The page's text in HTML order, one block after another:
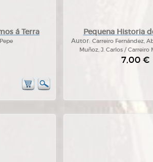
á Terra Pequena Historia
Autor: Carreiro Fernández,
Muñoz, J. Carlos / Carreiro
7,00 €